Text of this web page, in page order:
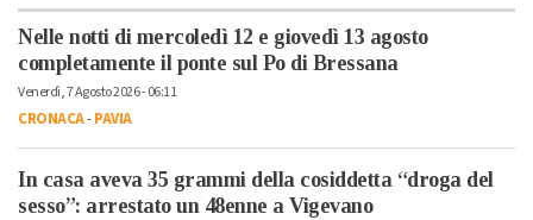
Nelle notti di mercoledì 12 e giovedì 13 agosto
completamente il ponte sul Po di Bressana
Venerdì, 7 Agosto 2026 - 06:11
CRONACA-PAVIA
In casa aveva 35 grammi della cosiddetta “droga del
sesso”: arrestato un 48enne a Vigevano